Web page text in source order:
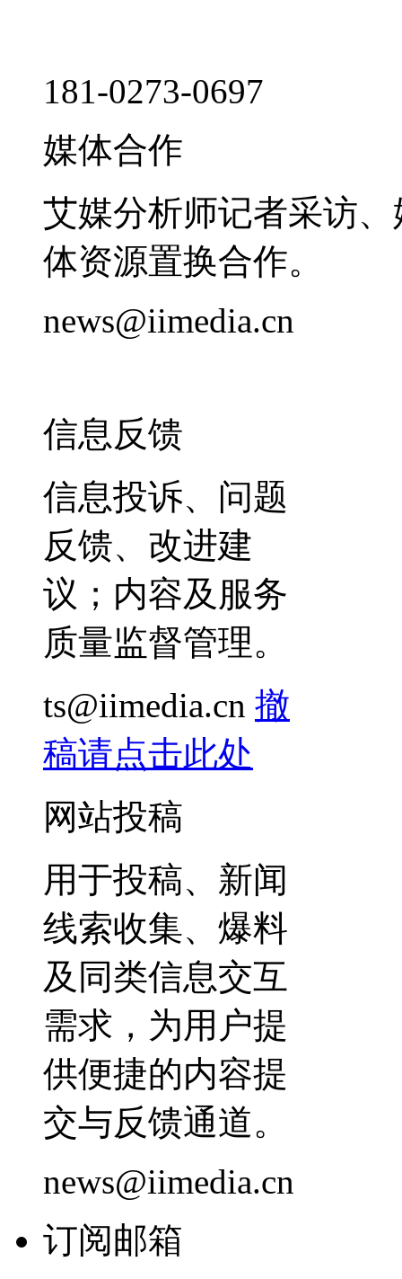
181-0273-0697
媒体合作
艾媒分析师记者采访
体资源置换合作。
news@iimedia.cn
信息反馈
信息投诉、问题
反馈、改进建
议；内容及服务
质量监督管理。
ts@iimedia.cn 撤
稿请点击此处
网站投稿
用于投稿、新闻
线索收集、爆料
及同类信息交互
需求，为用户提
供便捷的内容提
交与反馈通道。
news@iimedia.cn
订阅邮箱